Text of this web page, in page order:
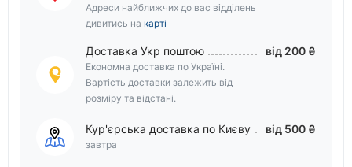
Адреси найближчих до вас відділень
дивитись на карті
Доставка Укр поштою
Економна доставка по Україні.
Вартість доставки залежить від
розміру та відстані.
від 200 ₴
Кур'єрська доставка по Києву
завтра
від 500 ₴